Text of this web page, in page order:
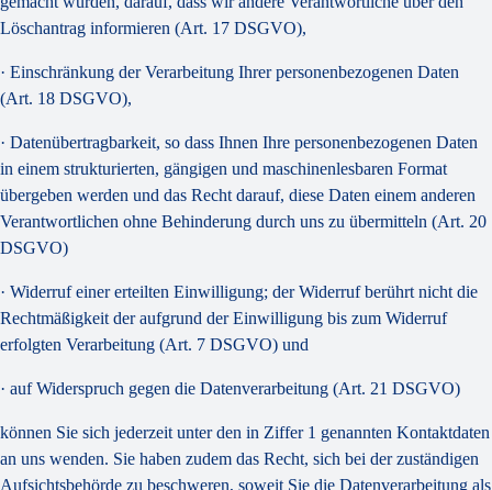
Löschantrag informieren (Art. 17 DSGVO),
· Einschränkung der Verarbeitung Ihrer personenbezogenen Daten
(Art. 18 DSGVO),
· Datenübertragbarkeit, so dass Ihnen Ihre personenbezogenen Daten
in einem strukturierten, gängigen und maschinenlesbaren Format
übergeben werden und das Recht darauf, diese Daten einem anderen
Verantwortlichen ohne Behinderung durch uns zu übermitteln (Art. 20
DSGVO)
· Widerruf einer erteilten Einwilligung; der Widerruf berührt nicht die
Rechtmäßigkeit der aufgrund der Einwilligung bis zum Widerruf
erfolgten Verarbeitung (Art. 7 DSGVO) und
· auf Widerspruch gegen die Datenverarbeitung (Art. 21 DSGVO)
können Sie sich jederzeit unter den in Ziffer 1 genannten Kontaktdaten
an uns wenden. Sie haben zudem das Recht, sich bei der zuständigen
Aufsichtsbehörde zu beschweren, soweit Sie die Datenverarbeitung als